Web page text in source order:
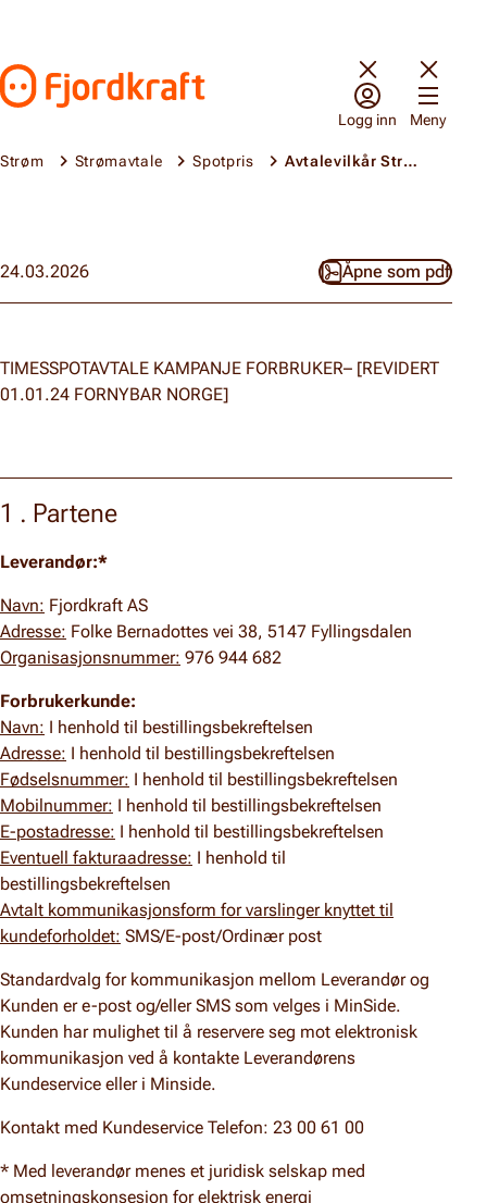
Gå til forsiden
Logg inn Meny
Strøm Strømavtale Spotpris Avtalevilkår Strøm til Spotpris Kampanje - 0 påslag
24.03.2026 Åpne som pdf
TIMESSPOTAVTALE KAMPANJE FORBRUKER– [REVIDERT
01.01.24 FORNYBAR NORGE]
1 . Partene
Leverandør:*
Navn: Fjordkraft AS
Adresse: Folke Bernadottes vei 38, 5147 Fyllingsdalen
Organisasjonsnummer: 976 944 682
Forbrukerkunde:
Navn: I henhold til bestillingsbekreftelsen
Adresse: I henhold til bestillingsbekreftelsen
Fødselsnummer: I henhold til bestillingsbekreftelsen
Mobilnummer: I henhold til bestillingsbekreftelsen
E-postadresse: I henhold til bestillingsbekreftelsen
Eventuell fakturaadresse: I henhold til
bestillingsbekreftelsen
Avtalt kommunikasjonsform for varslinger knyttet til
kundeforholdet: SMS/E-post/Ordinær post
Standardvalg for kommunikasjon mellom Leverandør og
Kunden er e-post og/eller SMS som velges i MinSide.
Kunden har mulighet til å reservere seg mot elektronisk
kommunikasjon ved å kontakte Leverandørens
Kundeservice eller i Minside.
Kontakt med Kundeservice Telefon: 23 00 61 00
* Med leverandør menes et juridisk selskap med
omsetningskonsesjon for elektrisk energi